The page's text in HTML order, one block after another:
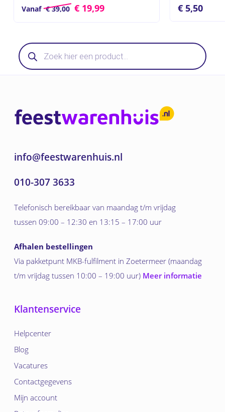
Vanaf €39,00 € 19,99 €5,50
Producten
zoeken
info@feestwarenhuis.nl
010-307 3633
Telefonisch bereikbaar van maandag t/m vrijdag
tussen 09:00 – 12:30 en 13:15 – 17:00 uur
Afhalen bestellingen
Via pakketpunt MKB-fulfilment in Zoetermeer (maandag
t/m vrijdag tussen 10:00 – 19:00 uur) Meer informatie
Klantenservice
Helpcenter
Blog
Vacatures
Contactgegevens
Mijn account